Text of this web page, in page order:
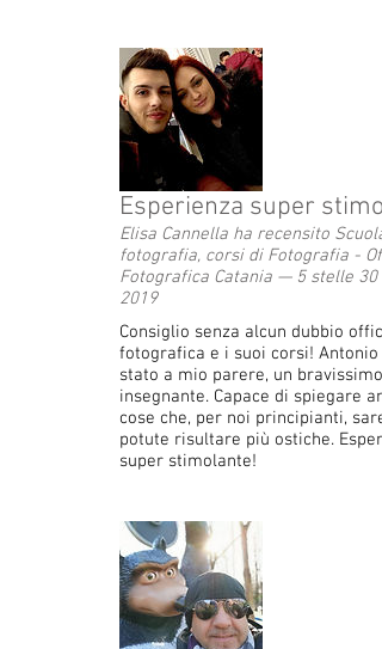
Esperienza super
Elisa Cannella ha recensito Scuola
fotografia, corsi di Fotografia -
Fotografica Catania — 5 stelle 30
2019
Consiglio senza alcun dubbio
fotografica e i suoi corsi! Antonio
stato a mio parere, un bravissimo
insegnante. Capace di spiegare
cose che, per noi principianti,
potute risultare più ostiche.
super stimolante!